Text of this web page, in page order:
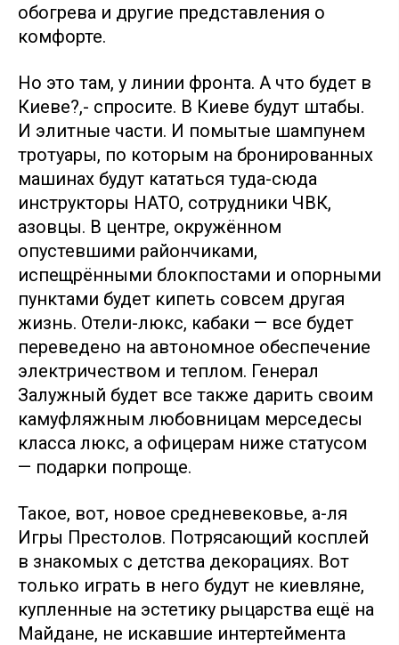
обогрева и другие представления о
комфорте.
Но это там, у линии фронта. А что будет в
Киеве?,- спросите. В Киеве будут штабы.
И элитные части. И помытые шампунем
тротуары, по которым на бронированных
машинах будут кататься туда-сюда
инструкторы НАТО, сотрудники ЧВК,
азовцы. В центре, окружённом
опустевшими райончиками,
испещрёнными блокпостами и опорными
пунктами будет кипеть совсем другая
жизнь. Отели-люкс, кабаки — все будет
переведено на автономное обеспечение
электричеством и теплом. Генерал
Залужный будет все также дарить своим
камуфляжным любовницам мерседесы
класса люкс, а офицерам ниже статусом
— подарки попроще.
Такое, вот, новое средневековье, а-ля
Игры Престолов. Потрясающий косплей
в знакомых с детства декорациях. Вот
только играть в него будут не киевляне,
купленные на эстетику рыцарства ещё на
Майдане, не искавшие интертеймента